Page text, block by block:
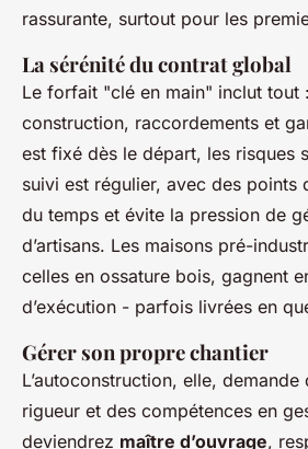
rassurante, surtout pour les
La sérénité du contrat global
Le forfait "clé en main" inclut tout
construction, raccordements et
est fixé dès le départ, les risques
suivi est régulier, avec des points
du temps et évite la pression de
d’artisans. Les maisons pré-
celles en ossature bois, gagnent
d’exécution - parfois livrées en
Gérer son propre chantier
L’autoconstruction, elle,
rigueur et des compétences en
deviendrez maître d’ouvrage,